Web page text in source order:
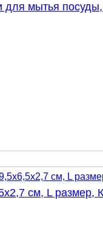
для мытья
см, L